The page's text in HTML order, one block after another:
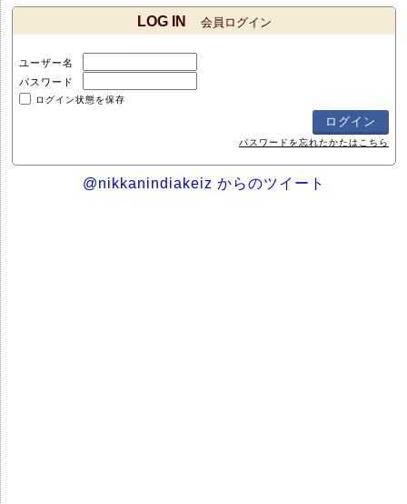
LOG IN 会員ログイン
ユーザー名
パスワード
ログイン状態を保存
パスワードを忘れたかたはこちら
@nikkanindiakeiz からのツイート